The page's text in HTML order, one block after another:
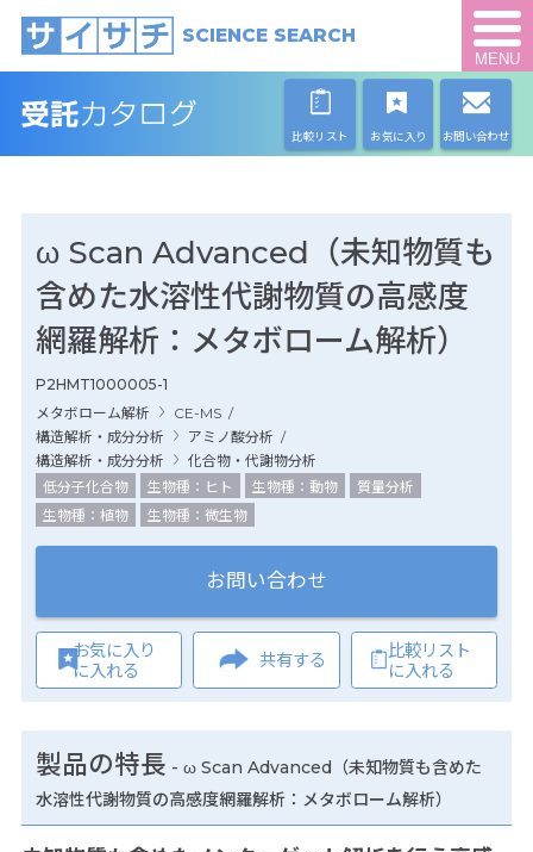
SCIENCE SEARCH
MENU
比較リスト お気に入り お問い合わせ
ω Scan Advanced（未知物質も
含めた水溶性代謝物質の高感度
網羅解析：メタボローム解析）
P2HMT1000005-1
メタボローム解析
CE-MS /
構造解析・成分分析
アミノ酸分析 /
構造解析・成分分析
化合物・代謝物分析
低分子化合物
生物種：ヒト 生物種：動物
質量分析
生物種：植物
生物種：微生物
お問い合わせ
お気に入り
に入れる
共有する
比較リスト
に入れる
製品の特長 - ω Scan Advanced（未知物質も含めた
水溶性代謝物質の高感度網羅解析：メタボローム解析）